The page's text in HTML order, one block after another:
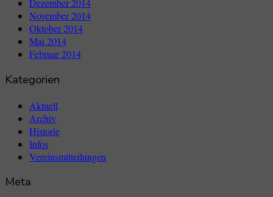
Dezember 2014
November 2014
Oktober 2014
Mai 2014
Februar 2014
Kategorien
Aktuell
Archiv
Historie
Infos
Vereinsmitteilungen
Meta